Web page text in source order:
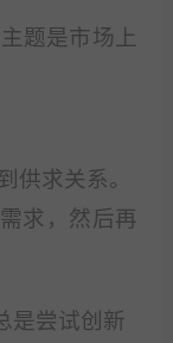
题是市场上
供求关系。
求，然后再
是尝试创新